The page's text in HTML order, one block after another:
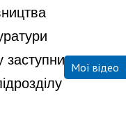
заступникуМої відео